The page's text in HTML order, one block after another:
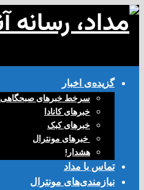
گزیده‌ی‌ اخبار
سرخط خبرهای صبحگاهی
خبرهای کانادا
خبرهای کبک
‌ خبرهای مونترال
هشدار!
تماس با مداد
نیازمندی‌های مونترال